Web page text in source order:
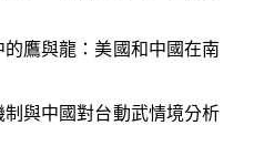
鷹與龍：美國和中國在南
與中國對台動武情境分析